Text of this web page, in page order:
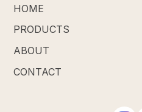
HOME
PRODUCTS
ABOUT
CONTACT